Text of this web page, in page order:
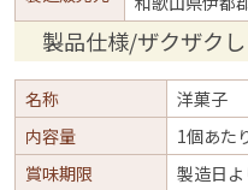
製品仕様/ザクザク
名称
洋菓子
内容量
1個あた
賞味期限
製造日